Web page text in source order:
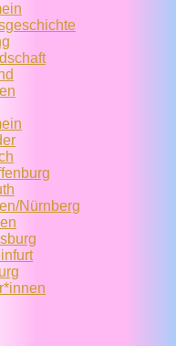
Nürnberg